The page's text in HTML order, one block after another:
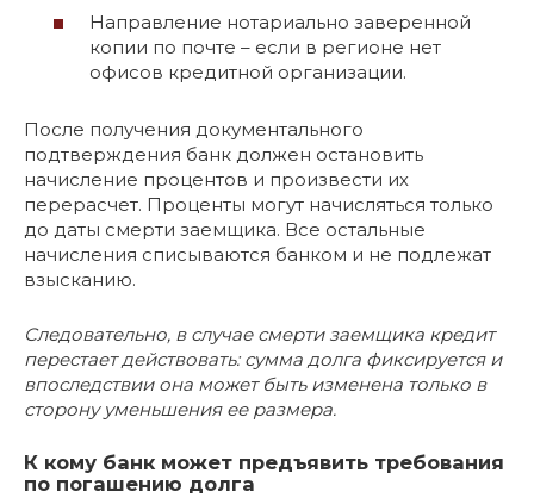
Направление нотариально заверенной
копии по почте – если в регионе нет
офисов кредитной организации.
После получения документального
подтверждения банк должен остановить
начисление процентов и произвести их
перерасчет. Проценты могут начисляться только
до даты смерти заемщика. Все остальные
начисления списываются банком и не подлежат
взысканию.
Следовательно, в случае смерти заемщика кредит
перестает действовать: сумма долга фиксируется и
впоследствии она может быть изменена только в
сторону уменьшения ее размера.
К кому банк может предъявить требования
по погашению долга